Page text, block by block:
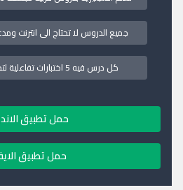
جميع الدروس لا تحتاج الى انترنت
كل درس فيه 5 اختبارات تفاعلية لتحسين اللفظ والنطق
حمل تطبيق
حمل تطبيق